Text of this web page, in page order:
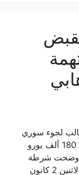
لجوء سوري
بتهمة التخطيط لعمل إرهابي بعد طلبه 180 ألف يورو
شرطة
ولاية زارلاند جنوب غرب ألمانيا اليوم الاثنين 2 كانون